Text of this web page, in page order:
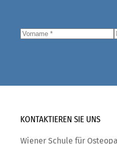
KONTAKTIEREN SIE UNS
Wiener Schule für